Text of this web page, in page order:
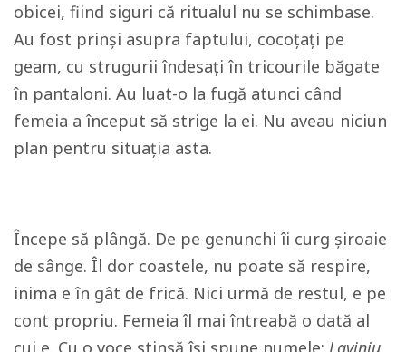
obicei, fiind siguri că ritualul nu se schimbase.
Au fost prinși asupra faptului, cocoțați pe
geam, cu strugurii îndesați în tricourile băgate
în pantaloni. Au luat-o la fugă atunci când
femeia a început să strige la ei. Nu aveau niciun
plan pentru situația asta.
Începe să plângă. De pe genunchi îi curg șiroaie
de sânge. Îl dor coastele, nu poate să respire,
inima e în gât de frică. Nici urmă de restul, e pe
cont propriu. Femeia îl mai întreabă o dată al
cui e. Cu o voce stinsă își spune numele: Laviniu.